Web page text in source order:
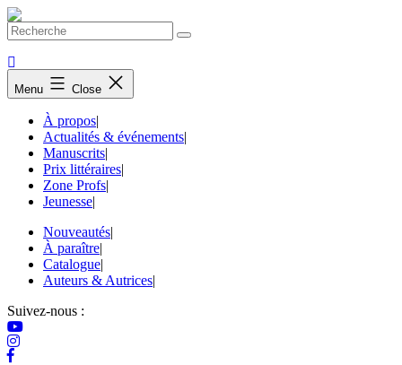
Skip
to
Menu Close
À propos|
Actualités & événements|
Manuscrits|
Prix littéraires|
Zone Profs|
Jeunesse|
Nouveautés|
À paraître|
Catalogue|
Auteurs & Autrices|
Suivez-nous :